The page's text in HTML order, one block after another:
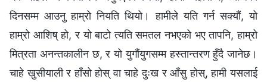
दिनसम्म आउनु हाम्रो नियति थियो। हामीले यति गर्न सक्यौं, यो
हाम्रो आशिष् हो, र यो बाटो त्यति समतल नभएको भए तापनि, हाम्रो
मित्रता अनन्तकालीन छ, र यो युगौंयुगसम्म हस्तान्तरण हुँदै जानेछ।
चाहे खुसीयाली र हाँसो होस् वा चाहे दुःख र आँसु होस्, हामी यसलाई